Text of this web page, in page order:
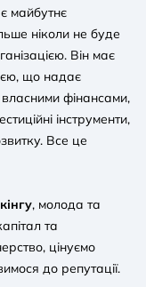
майбутнє
ніколи не буде
Він має
що надає
власними фінансами,
інструменти,
Все це
, молода та
та
цінуємо
до репутації.